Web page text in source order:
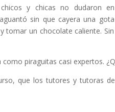
y chicas no dudaron
sin que cayera una
tomar un chocolate caliente.
piraguitas casi expertos.
que los tutores y tutoras